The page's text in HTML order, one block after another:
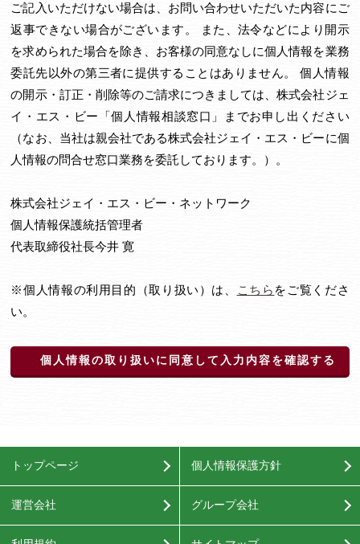
ご記入いただけない場合は、お問い合わせいただいた内容にご
返事できない場合がございます。 また、法令などにより開示
を求められた場合を除き、お客様の同意なしに個人情報を業務
委託先以外の第三者に提供することはありません。 個人情報
の開示・訂正・削除等のご請求につきましては、株式会社ジェ
イ・エス・ビー「個人情報相談窓口」までお申し出ください
（なお、当社は親会社である株式会社ジェイ・エス・ビーに個
人情報の問合せ窓口業務を委託しております。）。
株式会社ジェイ・エス・ビー・ネットワーク
個人情報保護統括管理者
代表取締役社長今井 寛
※個人情報の利用目的（取り扱い）は、 こちら をご覧くださ
い。
個人情報の取り扱いに同意して入力内容を確認する
トップページ 個人情報保護方針
運営会社 グループ会社